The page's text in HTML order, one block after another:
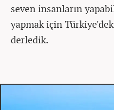
seven insanların
yapmak için
derledik.